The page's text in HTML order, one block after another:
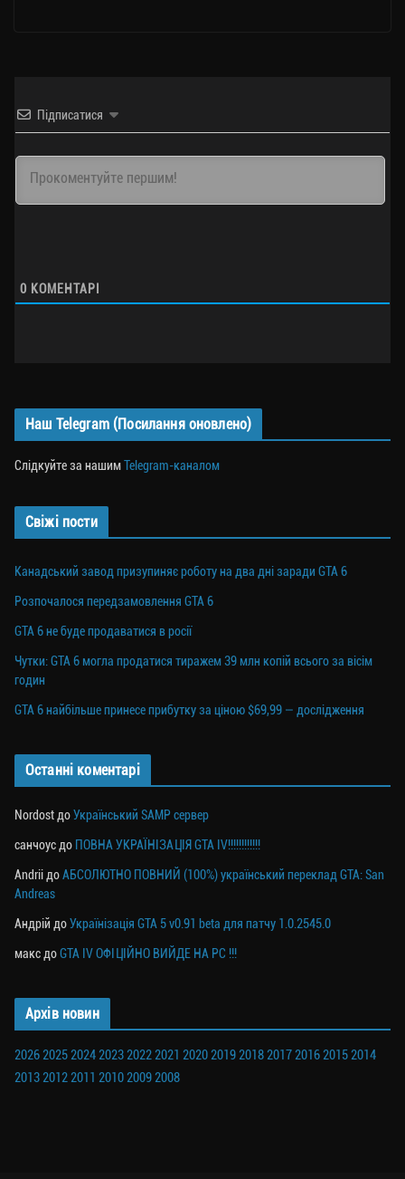
Підписатися
0 КОМЕНТАРІ
Наш Telegram (Посилання оновлено)
Слідкуйте за нашимTelegram-каналом
Свіжі пости
Канадський завод призупиняє роботу на два дні заради GTA 6
Розпочалося передзамовлення GTA 6
GTA 6 не буде продаватися в росії
Чутки: GTA 6 могла продатися тиражем 39 млн копій всього за вісім
годин
GTA 6 найбільше принесе прибутку за ціною $69,99 — дослідження
Останні коментарі
Nordost доУкраїнський SAMP сервер
санчоус до ПОВНА УКРАЇНІЗАЦІЯ GTA IV!!!!!!!!!!!!
Andrii доАБСОЛЮТНО ПОВНИЙ (100%) український переклад GTA: San
Andreas
Андрій доУкраїнізація GTA 5 v0.91 beta для патчу 1.0.2545.0
макс доGTA IV ОФІЦІЙНО ВИЙДЕ НА PC !!!
Архів новин
202620252024202320222021 2020201920182017201620152014
201320122011 201020092008